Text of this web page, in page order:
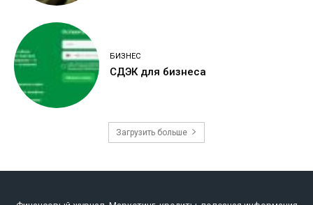
БИЗНЕС
СДЭК для бизнеса
Загрузить больше